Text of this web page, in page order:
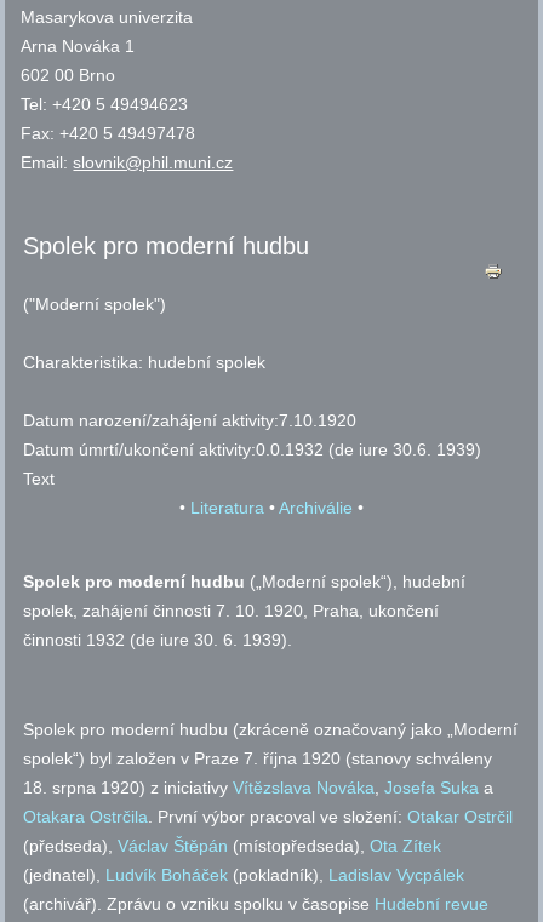
Masarykova univerzita
Arna Nováka 1
602 00 Brno
Tel: +420 5 49494623
Fax: +420 5 49497478
Email:slovnik@phil.muni.cz
Spolek pro moderní hudbu
("Moderní spolek")
Charakteristika: hudební spolek
Datum narození/zahájení aktivity:7.10.1920
Datum úmrtí/ukončení aktivity:0.0.1932 (de iure 30.6. 1939)
Text
• Literatura •Archiválie •
Spolek pro moderní hudbu („Moderní spolek“), hudební
spolek, zahájení činnosti 7. 10. 1920, Praha, ukončení
činnosti 1932 (de iure 30. 6. 1939).
Spolek pro moderní hudbu (zkráceně označovaný jako „Moderní
spolek“) byl založen v Praze 7. října 1920 (stanovy schváleny
18. srpna 1920) z iniciativyVítězslava Nováka,Josefa Suka a
Otakara Ostrčila. První výbor pracoval ve složení:Otakar Ostrčil
(předseda),Václav Štěpán (místopředseda),Ota Zítek
(jednatel), Ludvík Boháček (pokladník), Ladislav Vycpálek
(archivář). Zprávu o vzniku spolku v časopise Hudební revue